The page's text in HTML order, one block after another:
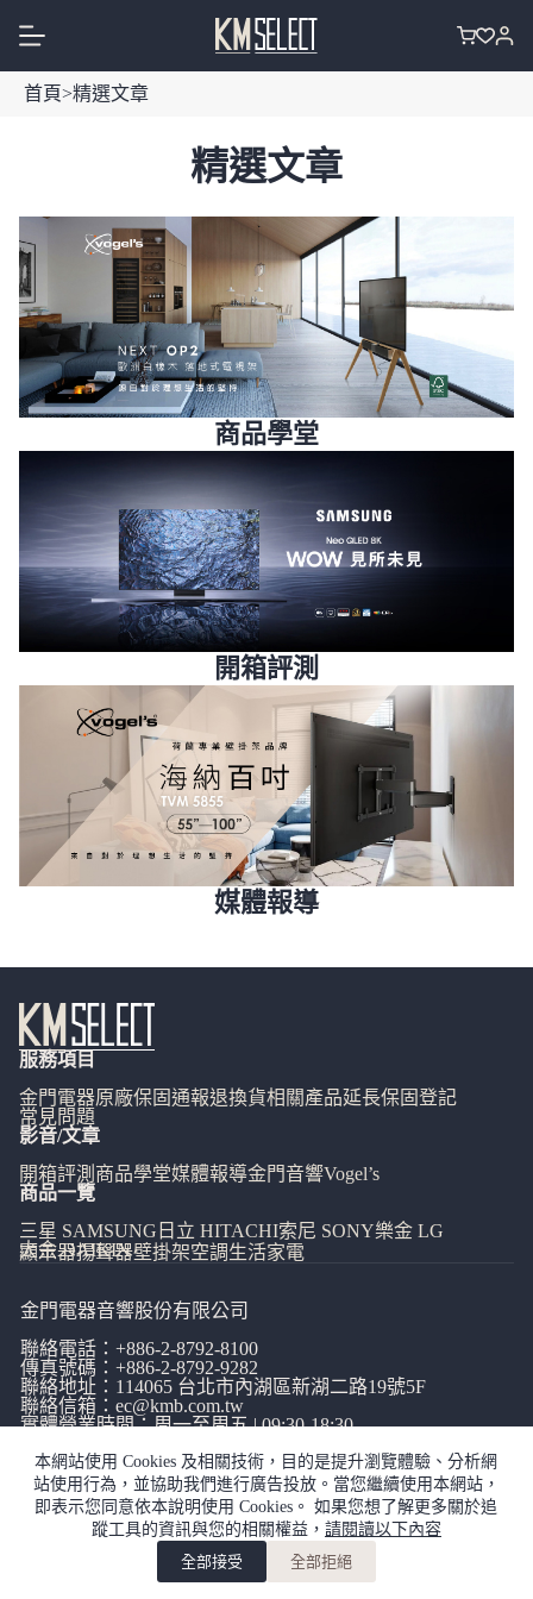
主
本網站使用 Cookies 及相關技術，目的是提升瀏覽體驗、分析網
站使用行為，並協助我們進行廣告投放。當您繼續使用本網站，
即表示您同意依本說明使用 Cookies。 如果您想了解更多關於追
蹤工具的資訊與您的相關權益， 請閱讀以下內容
全部接受
全部拒絕
購
首頁>精選文章
精選文章
商品學堂
開箱評測
媒體報導
服務項目
金門電器原廠保固通報退換貨相關產品延長保固登記
常見問題
影音/文章
開箱評測 商品學堂媒體報導金門音響Vogel’s
商品一覽
三星 SAMSUNG 日立 HITACHI索尼 SONY樂金 LG
大金 DAIKIN
顯示器揚聲器壁掛架空調生活家電
金門電器音響股份有限公司
聯絡電話： +886-2-8792-8100
傳真號碼：+886-2-8792-9282
聯絡地址：114065 台北市內湖區新湖二路19號5F
聯絡信箱： ec@kmb.com.tw
實體營業時間：周一至周五 | 09:30-18:30
網站使用條款 隱私權政策
copyright©金門電器音響有限公司